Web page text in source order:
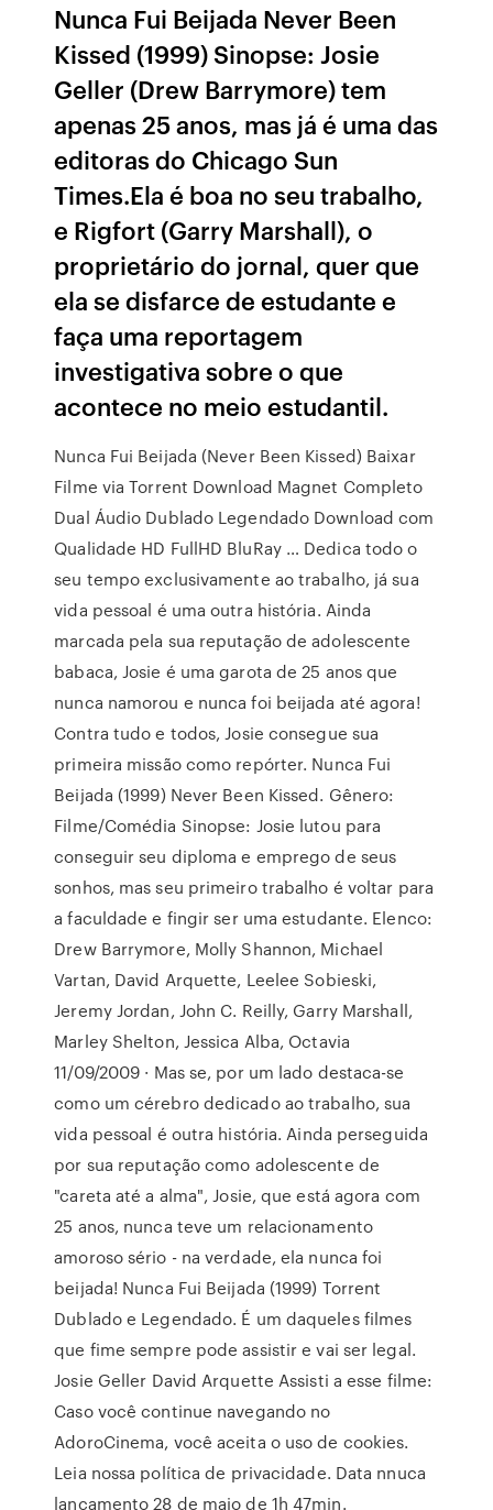
Nunca Fui Beijada Never Been
Kissed (1999) Sinopse: Josie
Geller (Drew Barrymore) tem
apenas 25 anos, mas já é uma das
editoras do Chicago Sun
Times.Ela é boa no seu trabalho,
e Rigfort (Garry Marshall), o
proprietário do jornal, quer que
ela se disfarce de estudante e
faça uma reportagem
investigativa sobre o que
acontece no meio estudantil.
Nunca Fui Beijada (Never Been Kissed) Baixar
Filme via Torrent Download Magnet Completo
Dual Áudio Dublado Legendado Download com
Qualidade HD FullHD BluRay … Dedica todo o
seu tempo exclusivamente ao trabalho, já sua
vida pessoal é uma outra história. Ainda
marcada pela sua reputação de adolescente
babaca, Josie é uma garota de 25 anos que
nunca namorou e nunca foi beijada até agora!
Contra tudo e todos, Josie consegue sua
primeira missão como repórter. Nunca Fui
Beijada (1999) Never Been Kissed. Gênero:
Filme/Comédia Sinopse: Josie lutou para
conseguir seu diploma e emprego de seus
sonhos, mas seu primeiro trabalho é voltar para
a faculdade e fingir ser uma estudante. Elenco:
Drew Barrymore, Molly Shannon, Michael
Vartan, David Arquette, Leelee Sobieski,
Jeremy Jordan, John C. Reilly, Garry Marshall,
Marley Shelton, Jessica Alba, Octavia
11/09/2009 · Mas se, por um lado destaca-se
como um cérebro dedicado ao trabalho, sua
vida pessoal é outra história. Ainda perseguida
por sua reputação como adolescente de
"careta até a alma", Josie, que está agora com
25 anos, nunca teve um relacionamento
amoroso sério - na verdade, ela nunca foi
beijada! Nunca Fui Beijada (1999) Torrent
Dublado e Legendado. É um daqueles filmes
que fime sempre pode assistir e vai ser legal.
Josie Geller David Arquette Assisti a esse filme:
Caso você continue navegando no
AdoroCinema, você aceita o uso de cookies.
Leia nossa política de privacidade. Data nnuca
lançamento 28 de maio de 1h 47min.